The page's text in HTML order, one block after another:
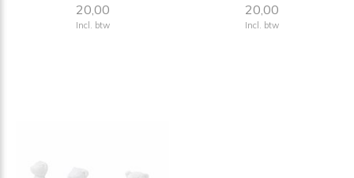
20,00
Incl. btw
20,00
Incl. btw